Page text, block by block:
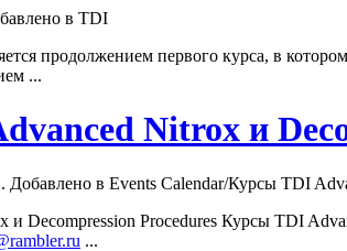
в TDI
продолжением первого курса, в
...
Nitrox и
Добавлено в Events Calendar/Курсы TDI
и Decompression Procedures Курсы TDI
...